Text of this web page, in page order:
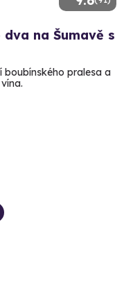
na Šumavě s
boubínského pralesa a